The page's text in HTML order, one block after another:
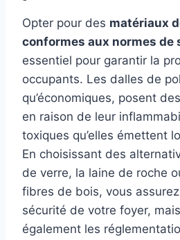
Opter pour des matériaux
conformes aux normes de
essentiel pour garantir la
occupants. Les dalles de
qu’économiques, posent
en raison de leur
toxiques qu’elles émettent
En choisissant des
de verre, la laine de roche
fibres de bois, vous
sécurité de votre foyer,
également les